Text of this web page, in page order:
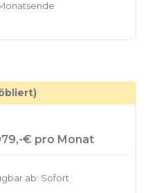
€ pro Monat
ab: Sofort